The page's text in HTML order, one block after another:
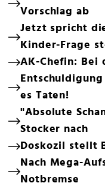
Vorschlag ab
Jetzt spricht
Kinder-Frage
AK-Chefin: Bei
es Taten!
"Absolute
Stocker nach
Doskozil stellt
Nach Mega-
Notbremse